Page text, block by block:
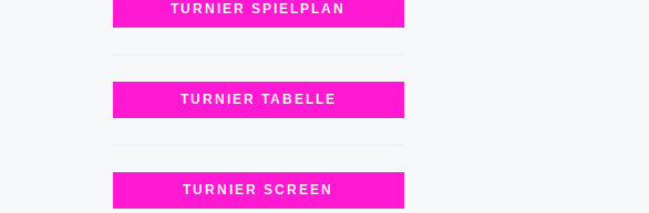
TURNIER SPIELPLAN
TURNIER TABELLE
TURNIER SCREEN